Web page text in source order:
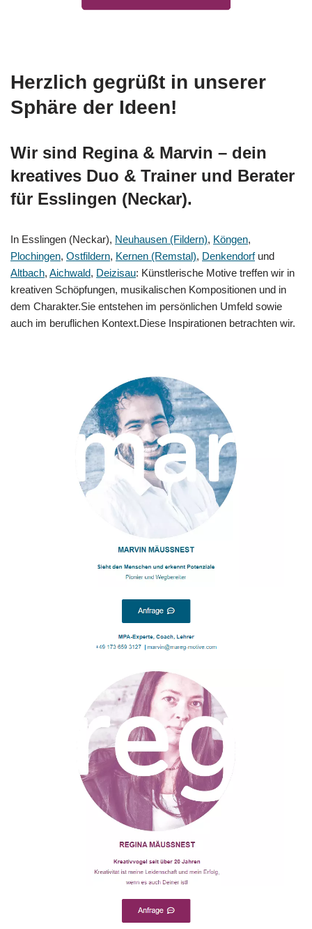
Herzlich gegrüßt in unserer
Sphäre der Ideen!
Wir sind Regina & Marvin – dein
kreatives Duo & Trainer und Berater
für Esslingen (Neckar).
In Esslingen (Neckar), Neuhausen (Fildern), Köngen,
Plochingen, Ostfildern, Kernen (Remstal), Denkendorfund
Altbach, Aichwald, Deizisau: Künstlerische Motive treffen wir in
kreativen Schöpfungen, musikalischen Kompositionen und in
dem Charakter.Sie entstehen im persönlichen Umfeld sowie
auch im beruflichen Kontext.Diese Inspirationen betrachten wir.